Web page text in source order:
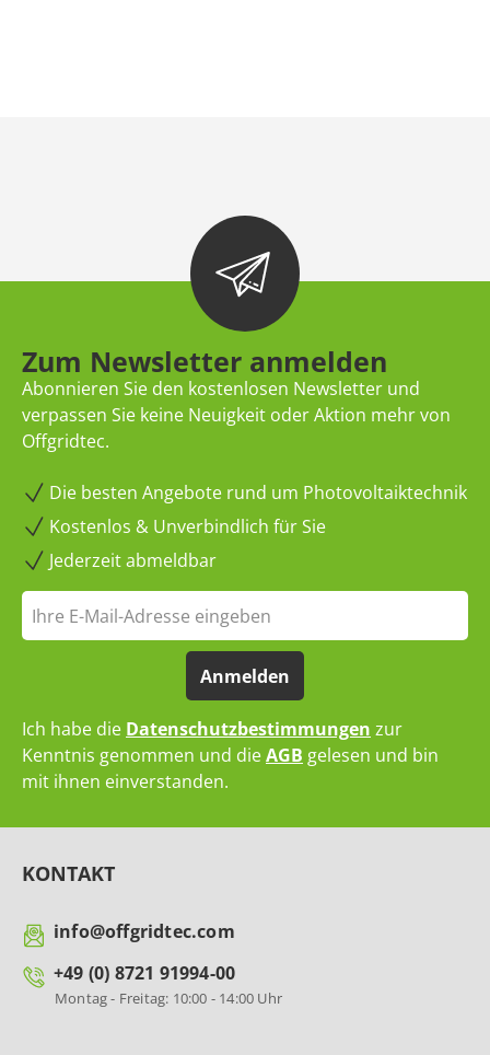
Zum Newsletter anmelden
Abonnieren Sie den kostenlosen Newsletter und
verpassen Sie keine Neuigkeit oder Aktion mehr von
Offgridtec.
Die besten Angebote rund um Photovoltaiktechnik
Kostenlos & Unverbindlich für Sie
Jederzeit abmeldbar
Anmelden
Ich habe die Datenschutzbestimmungen zur
Kenntnis genommen und dieAGB gelesen und bin
mit ihnen einverstanden.
KONTAKT
info@offgridtec.com
+49 (0) 8721 91994-00
Montag - Freitag: 10:00 - 14:00 Uhr